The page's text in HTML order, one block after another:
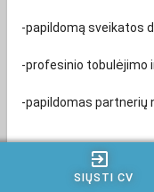
exit_to_app
SIŲSTI CV
-papildomą sveikatos
-profesinio tobulėjimo
-papildomas partnerių
Susisieksime tik su